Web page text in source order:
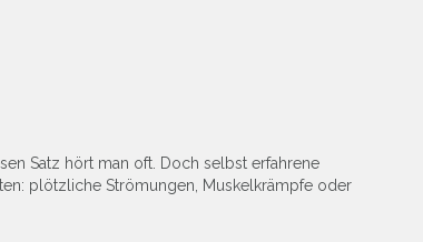
Satz hört man oft. Doch selbst erfahrene
plötzliche Strömungen, Muskelkrämpfe oder